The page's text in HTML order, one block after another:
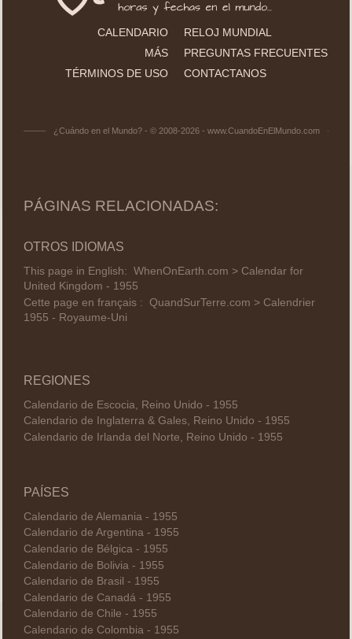
CALENDARIO
RELOJ MUNDIAL
MÁS
PREGUNTAS FRECUENTES
TÉRMINOS DE USO
CONTACTANOS
¿Cuándo en el Mundo? - © 2008-2026 - www.CuandoEnElMundo.com
PÁGINAS RELACIONADAS:
OTROS IDIOMAS
This page in English: WhenOnEarth.com > Calendar for
United Kingdom - 1955
Cette page en français : QuandSurTerre.com > Calendrier
1955 - Royaume-Uni
REGIONES
Calendario de Escocia, Reino Unido - 1955
Calendario de Inglaterra & Gales, Reino Unido - 1955
Calendario de Irlanda del Norte, Reino Unido - 1955
PAÍSES
Calendario de Alemania - 1955
Calendario de Argentina - 1955
Calendario de Bélgica - 1955
Calendario de Bolivia - 1955
Calendario de Brasil - 1955
Calendario de Canadá - 1955
Calendario de Chile - 1955
Calendario de Colombia - 1955